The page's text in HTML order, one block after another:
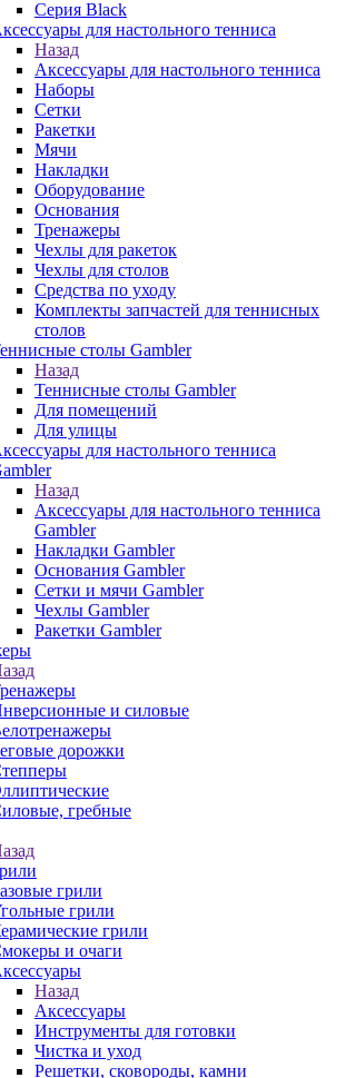
Серия Black
для настольного тенниса
Назад
Аксессуары для настольного тенниса
Наборы
Сетки
Ракетки
Мячи
Накладки
Оборудование
Основания
Тренажеры
Чехлы для ракеток
Чехлы для столов
Средства по уходу
Комплекты запчастей для теннисных
столов
столы Gambler
Назад
Теннисные столы Gambler
Для помещений
Для улицы
для настольного тенниса
Назад
Аксессуары для настольного тенниса
Gambler
Накладки Gambler
Основания Gambler
Сетки и мячи Gambler
Чехлы Gambler
Ракетки Gambler
и силовые
дорожки
гребные
грили
грили
грили
и очаги
Назад
Аксессуары
Инструменты для готовки
Чистка и уход
Решетки, сковороды, камни